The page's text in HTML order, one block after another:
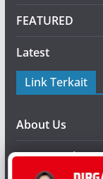
FEATURED
Latest
Link Terkait
About Us
Privacy Policy